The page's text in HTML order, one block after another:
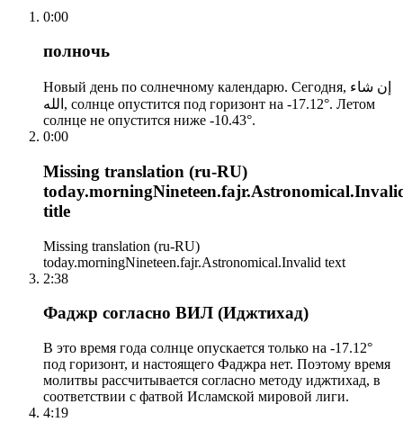
0:00
полночь
Новый день по солнечному календарю. Сегодня, إن شاء
الله, солнце опустится под горизонт на -17.12°. Летом
солнце не опустится ниже -10.43°.
0:00
Missing translation (ru-RU)
title
Missing translation (ru-RU)
today.morningNineteen.fajr.Astronomical.Invalid text
2:38
Фаджр согласно ВИЛ (Иджтихад)
В это время года солнце опускается только на -17.12°
под горизонт, и настоящего Фаджра нет. Поэтому время
молитвы рассчитывается согласно методу иджтихад, в
соответствии с фатвой Исламской мировой лиги.
4:19